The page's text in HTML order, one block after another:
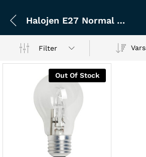
Halojen E27 Normal Ampuller 220V 42W Duy E27 Ölçü 55X97mm Lümen 600 Renk 2700K
Filter
Out Of Stock